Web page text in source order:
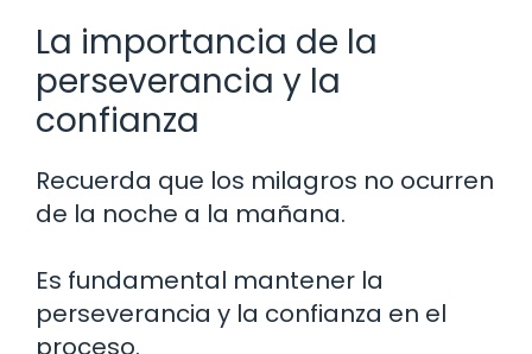
La importancia de la
perseverancia y la
confianza
Recuerda que los milagros no ocurren
de la noche a la mañana.
Es fundamental mantener la
perseverancia y la confianza en el
proceso.